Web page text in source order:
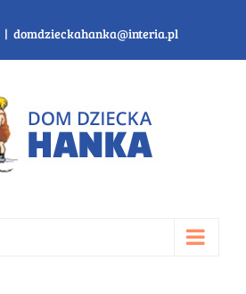
| domdzieckahanka@interia.pl